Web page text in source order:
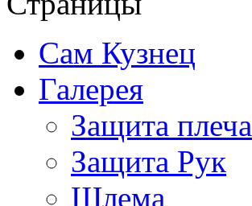
Сам Кузнец
Галерея
Защита плеча
Защита Рук
Шлема